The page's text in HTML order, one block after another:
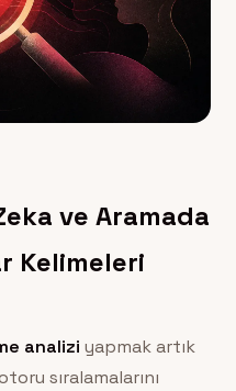
ve Aramada
Kelimeleri
analizi yapmak artık
sıralamalarını